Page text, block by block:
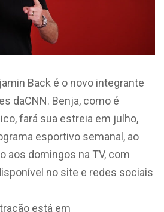
Back é o novo integrante
daCNN. Benja, como é
fará sua estreia em julho,
esportivo semanal, ao
aos domingos na TV, com
no site e redes sociais
está em